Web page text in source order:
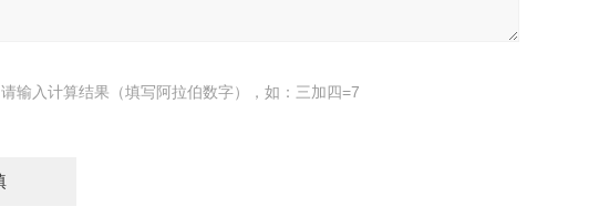
请输入计算结果（填写阿拉伯数字），如：三加四=7